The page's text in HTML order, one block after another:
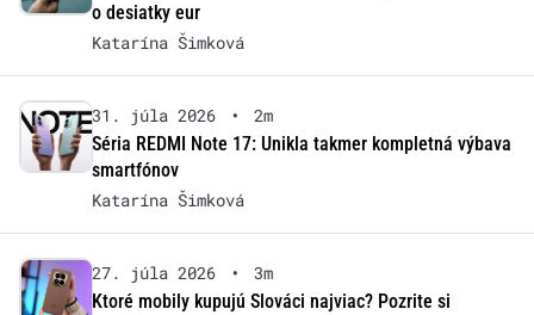
o desiatky eur
Katarína Šimková
31. júla 2026 •
2m
Séria REDMI Note 17: Unikla takmer kompletná výbava
smartfónov
Katarína Šimková
27. júla 2026 •
3m
Ktoré mobily kupujú Slováci najviac? Pozrite si